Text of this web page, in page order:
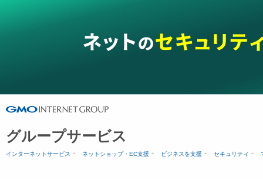
グループサービス
インターネットサービス ネットショップ・EC支援 ビジネスを支援 セキュリティ